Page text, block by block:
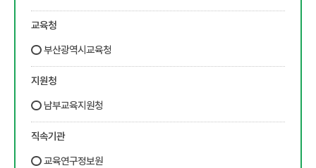
교육청
부산광역시교육청
지원청
남부교육지원청
직속기관
교육연구정보원